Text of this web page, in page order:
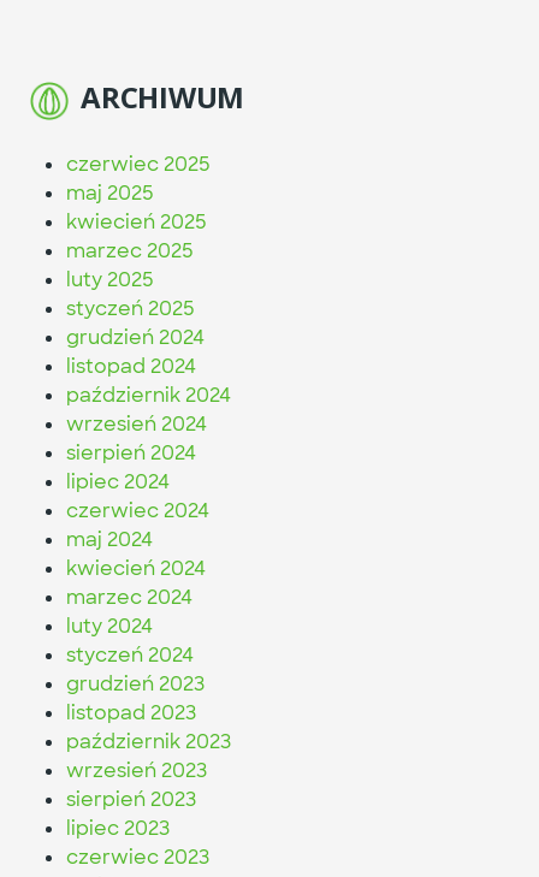
ARCHIWUM
czerwiec 2025
maj 2025
kwiecień 2025
marzec 2025
luty 2025
styczeń 2025
grudzień 2024
listopad 2024
październik 2024
wrzesień 2024
sierpień 2024
lipiec 2024
czerwiec 2024
maj 2024
kwiecień 2024
marzec 2024
luty 2024
styczeń 2024
grudzień 2023
listopad 2023
październik 2023
wrzesień 2023
sierpień 2023
lipiec 2023
czerwiec 2023